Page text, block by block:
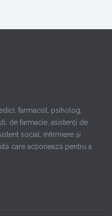
farmacist, psiholog,
de farmacie, asistenţi de
social, infirmiere şi
care acţionează pentru a